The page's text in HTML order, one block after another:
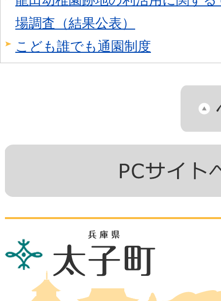
場調査（結果公表）
こども誰でも通園制度
兵
庫